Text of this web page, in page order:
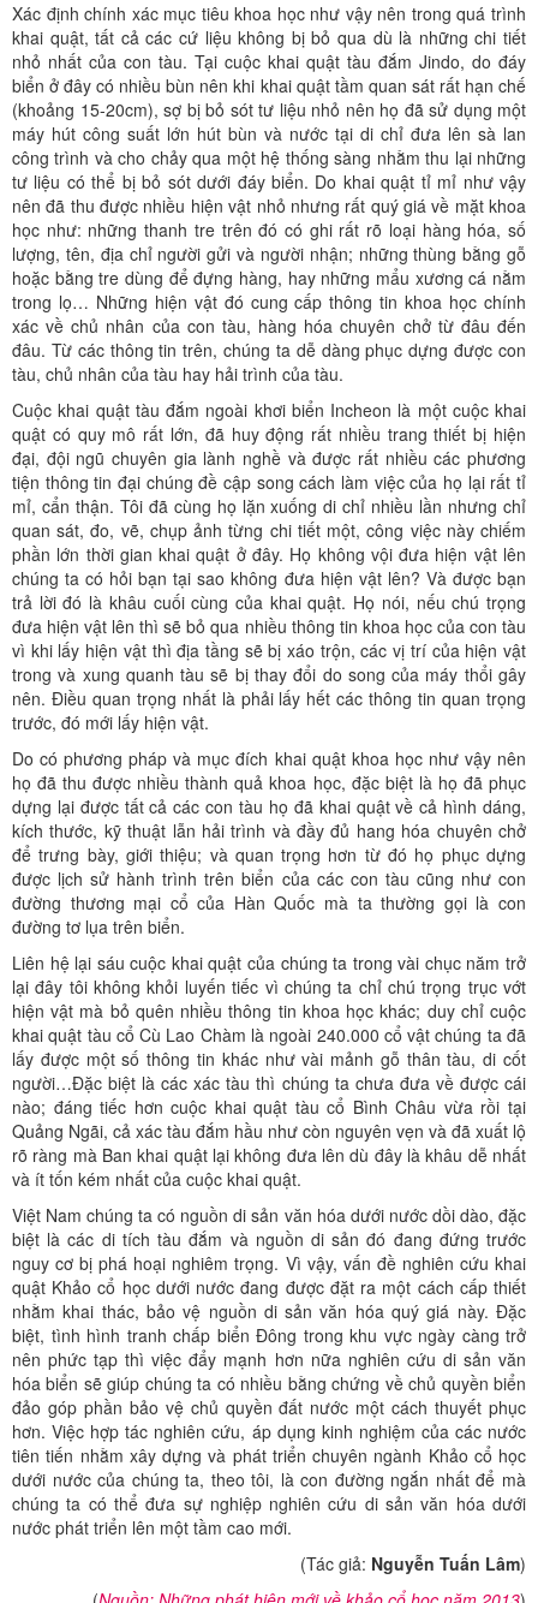
Xác định chính xác mục tiêu khoa học như vậy nên trong quá trình
khai quật, tất cả các cứ liệu không bị bỏ qua dù là những chi tiết
nhỏ nhất của con tàu. Tại cuộc khai quật tàu đắm Jindo, do đáy
biển ở đây có nhiều bùn nên khi khai quật tầm quan sát rất hạn chế
(khoảng 15-20cm), sợ bị bỏ sót tư liệu nhỏ nên họ đã sử dụng một
máy hút công suất lớn hút bùn và nước tại di chỉ đưa lên sà lan
công trình và cho chảy qua một hệ thống sàng nhằm thu lại những
tư liệu có thể bị bỏ sót dưới đáy biển. Do khai quật tỉ mỉ như vậy
nên đã thu được nhiều hiện vật nhỏ nhưng rất quý giá về mặt khoa
học như: những thanh tre trên đó có ghi rất rõ loại hàng hóa, số
lượng, tên, địa chỉ người gửi và người nhận; những thùng bằng gỗ
hoặc bằng tre dùng để đựng hàng, hay những mẩu xương cá nằm
trong lọ… Những hiện vật đó cung cấp thông tin khoa học chính
xác về chủ nhân của con tàu, hàng hóa chuyên chở từ đâu đến
đâu. Từ các thông tin trên, chúng ta dễ dàng phục dựng được con
tàu, chủ nhân của tàu hay hải trình của tàu.
Cuộc khai quật tàu đắm ngoài khơi biển Incheon là một cuộc khai
quật có quy mô rất lớn, đã huy động rất nhiều trang thiết bị hiện
đại, đội ngũ chuyên gia lành nghề và được rất nhiều các phương
tiện thông tin đại chúng đề cập song cách làm việc của họ lại rất tỉ
mỉ, cẩn thận. Tôi đã cùng họ lặn xuống di chỉ nhiều lần nhưng chỉ
quan sát, đo, vẽ, chụp ảnh từng chi tiết một, công việc này chiếm
phần lớn thời gian khai quật ở đây. Họ không vội đưa hiện vật lên
chúng ta có hỏi bạn tại sao không đưa hiện vật lên? Và được bạn
trả lời đó là khâu cuối cùng của khai quật. Họ nói, nếu chú trọng
đưa hiện vật lên thì sẽ bỏ qua nhiều thông tin khoa học của con tàu
vì khi lấy hiện vật thì địa tầng sẽ bị xáo trộn, các vị trí của hiện vật
trong và xung quanh tàu sẽ bị thay đổi do song của máy thổi gây
nên. Điều quan trọng nhất là phải lấy hết các thông tin quan trọng
trước, đó mới lấy hiện vật.
Do có phương pháp và mục đích khai quật khoa học như vậy nên
họ đã thu được nhiều thành quả khoa học, đặc biệt là họ đã phục
dựng lại được tất cả các con tàu họ đã khai quật về cả hình dáng,
kích thước, kỹ thuật lẫn hải trình và đầy đủ hang hóa chuyên chở
để trưng bày, giới thiệu; và quan trọng hơn từ đó họ phục dựng
được lịch sử hành trình trên biển của các con tàu cũng như con
đường thương mại cổ của Hàn Quốc mà ta thường gọi là con
đường tơ lụa trên biển.
Liên hệ lại sáu cuộc khai quật của chúng ta trong vài chục năm trở
lại đây tôi không khỏi luyến tiếc vì chúng ta chỉ chú trọng trục vớt
hiện vật mà bỏ quên nhiều thông tin khoa học khác; duy chỉ cuộc
khai quật tàu cổ Cù Lao Chàm là ngoài 240.000 cổ vật chúng ta đã
lấy được một số thông tin khác như vài mảnh gỗ thân tàu, di cốt
người…Đặc biệt là các xác tàu thì chúng ta chưa đưa về được cái
nào; đáng tiếc hơn cuộc khai quật tàu cổ Bình Châu vừa rồi tại
Quảng Ngãi, cả xác tàu đắm hầu như còn nguyên vẹn và đã xuất lộ
rõ ràng mà Ban khai quật lại không đưa lên dù đây là khâu dễ nhất
và ít tốn kém nhất của cuộc khai quật.
Việt Nam chúng ta có nguồn di sản văn hóa dưới nước dồi dào, đặc
biệt là các di tích tàu đắm và nguồn di sản đó đang đứng trước
nguy cơ bị phá hoại nghiêm trọng. Vì vậy, vấn đề nghiên cứu khai
quật Khảo cổ học dưới nước đang được đặt ra một cách cấp thiết
nhằm khai thác, bảo vệ nguồn di sản văn hóa quý giá này. Đặc
biệt, tình hình tranh chấp biển Đông trong khu vực ngày càng trở
nên phức tạp thì việc đẩy mạnh hơn nữa nghiên cứu di sản văn
hóa biển sẽ giúp chúng ta có nhiều bằng chứng về chủ quyền biển
đảo góp phần bảo vệ chủ quyền đất nước một cách thuyết phục
hơn. Việc hợp tác nghiên cứu, áp dụng kinh nghiệm của các nước
tiên tiến nhằm xây dựng và phát triển chuyên ngành Khảo cổ học
dưới nước của chúng ta, theo tôi, là con đường ngắn nhất để mà
chúng ta có thể đưa sự nghiệp nghiên cứu di sản văn hóa dưới
nước phát triển lên một tầm cao mới.
(Tác giả: Nguyễn Tuấn Lâm)